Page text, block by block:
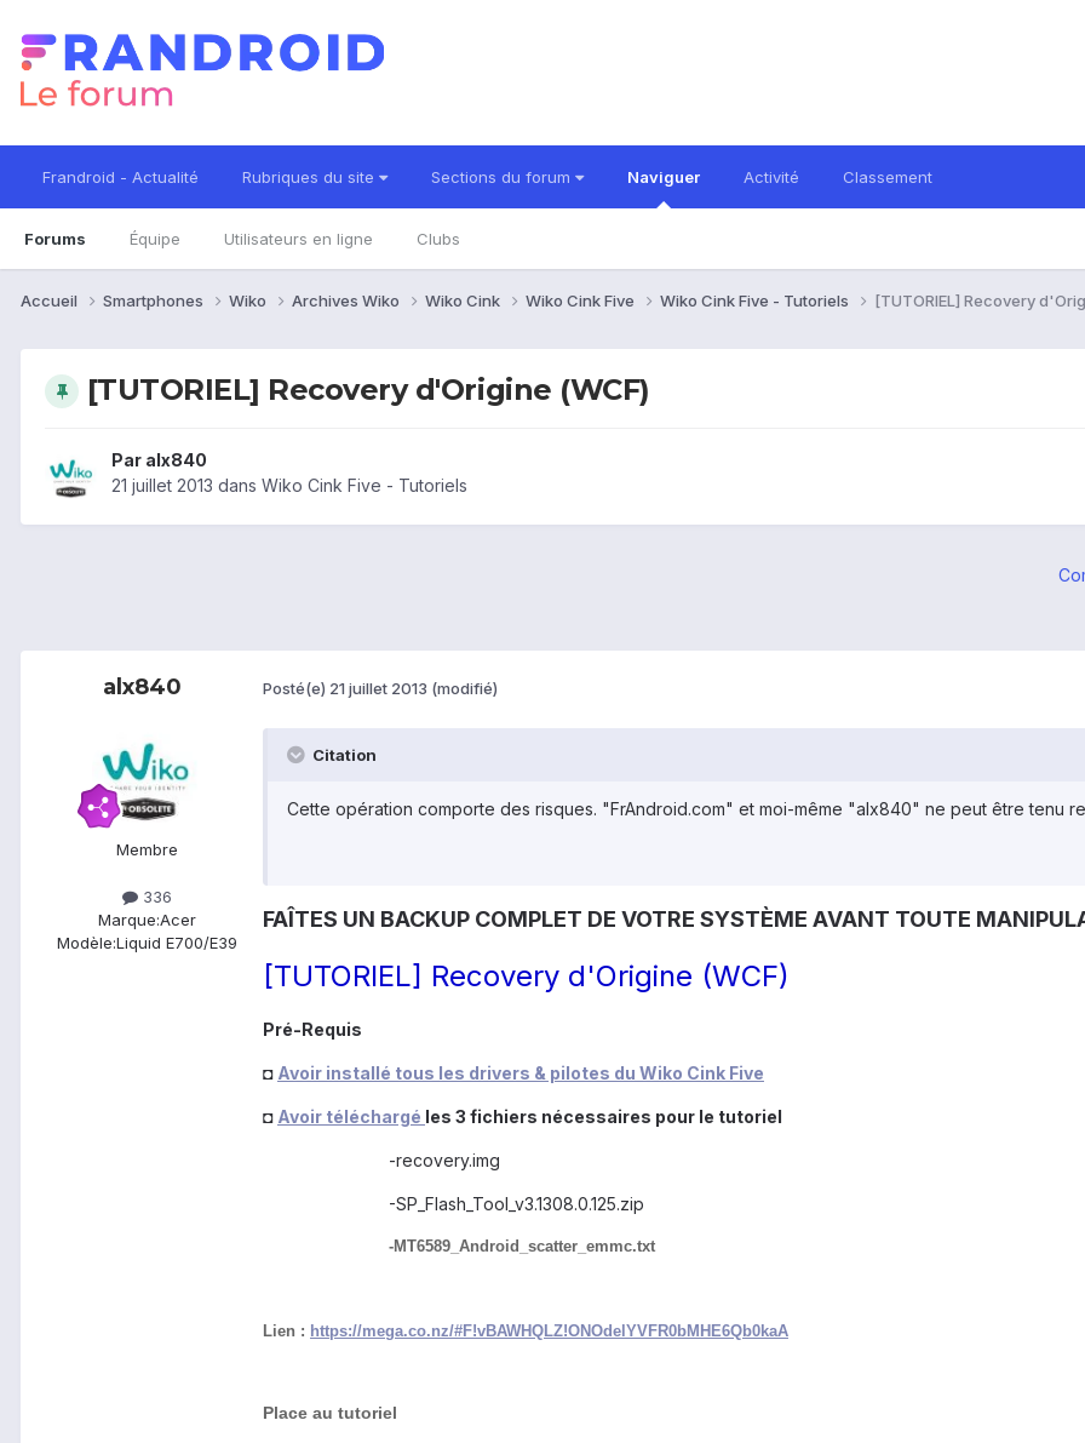
Frandroid - Actualité Rubriques du site Sections du forum Naviguer
Forums Équipe Utilisateurs en ligne Clubs
Activité Classement
Accueil Smartphones Wiko Archives Wiko Wiko Cink Wiko Cink Five Wiko Cink Five - Tutoriels [TUTORIEL] Recovery
[TUTORIEL] Recovery d'Origine (WCF)
Par alx840
21 juillet 2013 dans Wiko Cink Five - Tutoriels
alx840
Membre
336
Marque:Acer
Modèle:Liquid E700/E39
Posté(e) 21 juillet 2013 (modifié)
Citation
Cette opération comporte des risques. "FrAndroid.com" et moi-même "alx840" ne peut être tenu
FAÎTES UN BACKUP COMPLET DE VOTRE SYSTÈME AVANT TOUTE
[TUTORIEL] Recovery d'Origine (WCF)
Pré-Requis
◘ Avoir installé tous les drivers & pilotes du Wiko Cink Five
◘ Avoir téléchargé les 3 fichiers nécessaires pour le tutoriel
-recovery.img
-SP_Flash_Tool_v3.1308.0.125.zip
-MT6589_Android_scatter_emmc.txt
Lien : https://mega.co.nz/#F!vBAWHQLZ!ONOdelYVFR0bMHE6Qb0kaA
Place au tutoriel